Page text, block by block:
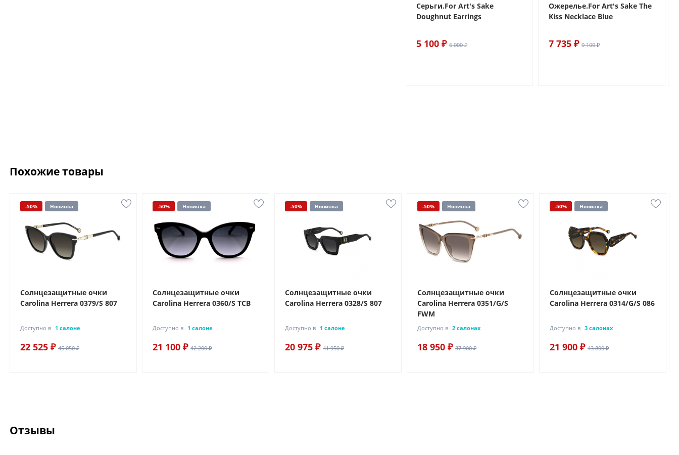
Серьги.For Art's Sake
Doughnut Earrings
5 100 ₽ 6 000 ₽
Ожерелье.For Art's Sake The
Kiss Necklace Blue
7 735 ₽ 9 100 ₽
Похожие товары
-50% Новинка
Солнцезащитные очки
Carolina Herrera 0379/S 807
Доступно в 1 салоне
22 525 ₽ 45 050 ₽
-50% Новинка
Солнцезащитные очки
Carolina Herrera 0360/S TCB
Доступно в 1 салоне
21 100 ₽ 42 200 ₽
-50% Новинка
Солнцезащитные очки
Carolina Herrera 0328/S 807
Доступно в 1 салоне
20 975 ₽ 41 950 ₽
-50% Новинка
Солнцезащитные очки
Carolina Herrera 0351/G/S
FWM
Доступно в 2 салонах
18 950 ₽ 37 900 ₽
-50% Новинка
Солнцезащитные очки
Carolina Herrera 0314/G/S 086
Доступно в 3 салонах
21 900 ₽ 43 800 ₽
Отзывы